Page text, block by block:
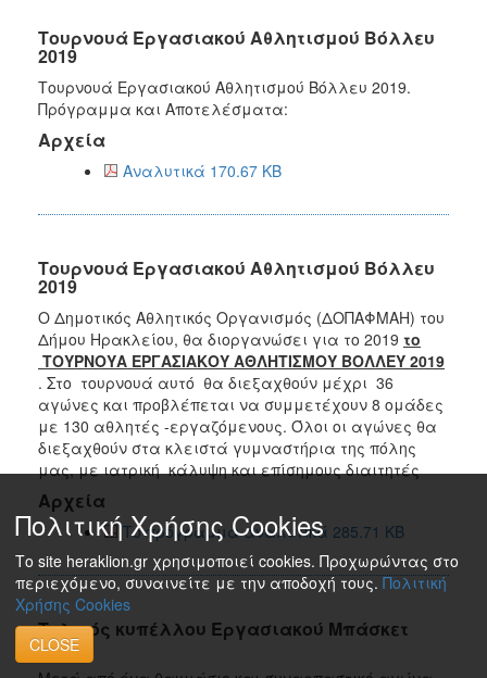
Τουρνουά Εργασιακού Αθλητισμού Βόλλευ
2019
Τουρνουά Εργασιακού Αθλητισμού Βόλλευ 2019.
Πρόγραμμα και Αποτελέσματα:
Αρχεία
Αναλυτικά 170.67 KB
Τουρνουά Εργασιακού Αθλητισμού Βόλλευ
2019
Ο Δημοτικός Αθλητικός Οργανισμός (ΔΟΠΑΦΜΑΗ) του
Δήμου Ηρακλείου, θα διοργανώσει για το 2019 το
ΤΟΥΡΝΟΥΑ ΕΡΓΑΣΙΑΚΟΥ ΑΘΛΗΤΙΣΜΟΥ ΒΟΛΛΕΥ 2019
. Στο τουρνουά αυτό θα διεξαχθούν μέχρι 36
αγώνες και προβλέπεται να συμμετέχουν 8 ομάδες
με 130 αθλητές -εργαζόμενους. Όλοι οι αγώνες θα
διεξαχθούν στα κλειστά γυμναστήρια της πόλης
μας, με ιατρική κάλυψη και επίσημους διαιτητές
Αρχεία
Το πρόγραμμα αναλυτικά 285.71 KB
Τελικός κυπέλλου Εργασιακού Μπάσκετ
2019
Πολιτική Χρήσης Cookies
Το site heraklion.gr χρησιμοποιεί cookies. Προχωρώντας στο
περιεχόμενο, συναινείτε με την αποδοχή τους.Πολιτική
Χρήσης Cookies
CLOSE